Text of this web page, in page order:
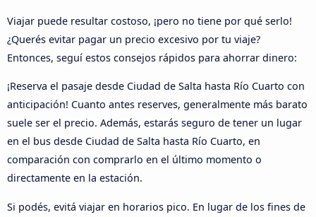
Viajar puede resultar costoso, ¡pero no tiene por qué serlo!
¿Querés evitar pagar un precio excesivo por tu viaje?
Entonces, seguí estos consejos rápidos para ahorrar dinero:
¡Reserva el pasaje desde Ciudad de Salta hasta Río Cuarto con
anticipación! Cuanto antes reserves, generalmente más barato
suele ser el precio. Además, estarás seguro de tener un lugar
en el bus desde Ciudad de Salta hasta Río Cuarto, en
comparación con comprarlo en el último momento o
directamente en la estación.
Si podés, evitá viajar en horarios pico. En lugar de los fines de